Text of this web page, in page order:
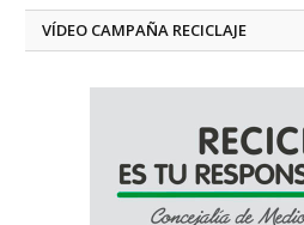
VÍDEO CAMPAÑA RECICLAJE